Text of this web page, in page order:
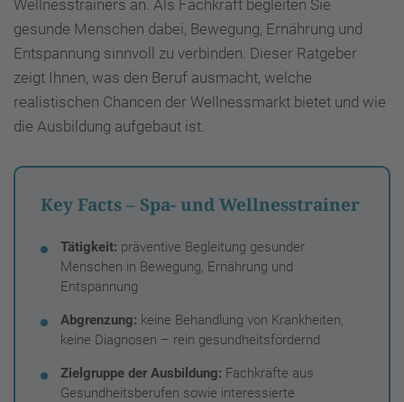
Wellnesstrainers an. Als Fachkraft begleiten Sie
gesunde Menschen dabei, Bewegung, Ernährung und
Entspannung sinnvoll zu verbinden. Dieser Ratgeber
zeigt Ihnen, was den Beruf ausmacht, welche
realistischen Chancen der Wellnessmarkt bietet und wie
die Ausbildung aufgebaut ist.
Key Facts – Spa- und Wellnesstrainer
Tätigkeit: präventive Begleitung gesunder
Menschen in Bewegung, Ernährung und
Entspannung
Abgrenzung: keine Behandlung von Krankheiten,
keine Diagnosen – rein gesundheitsfördernd
Zielgruppe der Ausbildung: Fachkräfte aus
Gesundheitsberufen sowie interessierte